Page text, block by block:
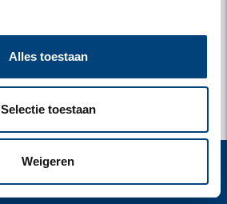
Alles toestaan
Selectie toestaan
Weigeren
verblijf instellingen menu